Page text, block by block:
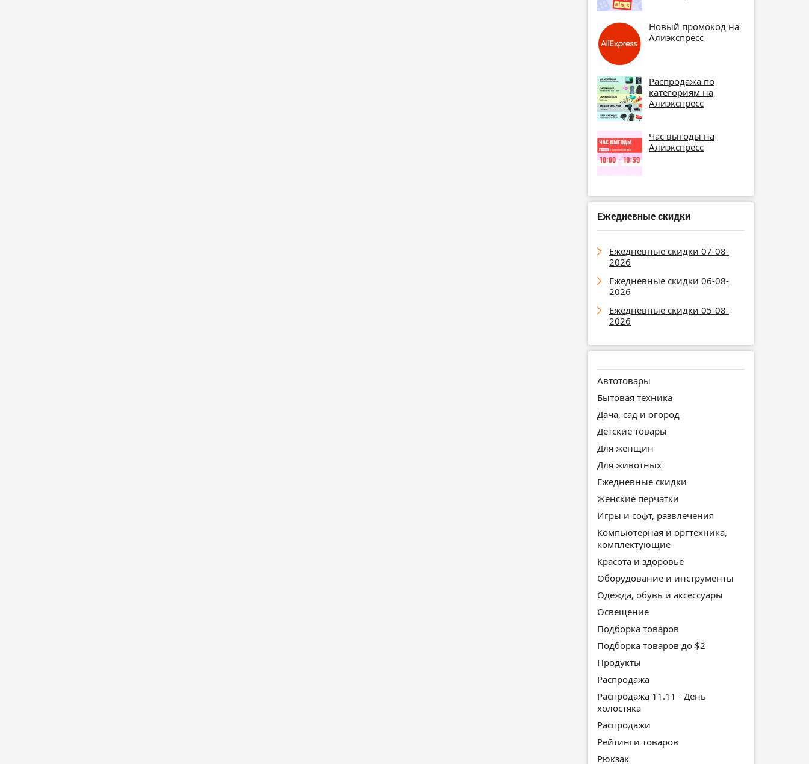
Новый промокод на
Алиэкспресс
Распродажа по
категориям на
Алиэкспресс
Час выгоды на
Алиэкспресс
Ежедневные скидки
Ежедневные скидки 07-08-
2026
Ежедневные скидки 06-08-
2026
Ежедневные скидки 05-08-
2026
Автотовары
Бытовая техника
Дача, сад и огород
Детские товары
Для женщин
Для животных
Ежедневные скидки
Женские перчатки
Игры и софт, развлечения
Компьютерная и оргтехника,
комплектующие
Красота и здоровье
Оборудование и инструменты
Одежда, обувь и аксессуары
Освещение
Подборка товаров
Подборка товаров до $2
Продукты
Распродажа
Распродажа 11.11 - День
холостяка
Распродажи
Рейтинги товаров
Рюкзак